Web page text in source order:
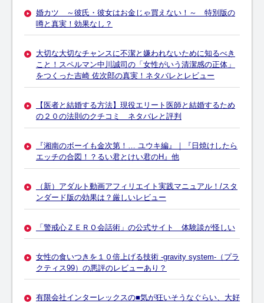
婚カツ ～彼氏・彼女はお金じゃ買えない！～ 特別版の
噂と真実！効果なし？
大切な大切なチャンスに不潔と嫌われないために知るべき
こと！スペルマン中川誠司の「女性がいう清潔感の正体」
をつくった吉崎 佐次郎の真実！ネタバレとレビュー
【医者と結婚する方法】現役エリート医師と結婚するため
の２０の法則のクチコミ ネタバレと評判
『湘南のボーイも金次第！… ユウキ編』｜『日焼けしたら
エッチの合図！？るい君とけい君のH』他
（新）アダルト動画アフィリエイト実践マニュアル！/スタ
ンダード版の効果は？厳しいレビュー
「警戒心ＺＥＲＯ会話術」の公式サイト 体験談が怪しい
女性の食いつきを１０倍上げる技術 -gravity system-（プラ
クティス99）の悪評のレビューあり？
有限会社インターレックスの■気が狂いそうなぐらい、大好